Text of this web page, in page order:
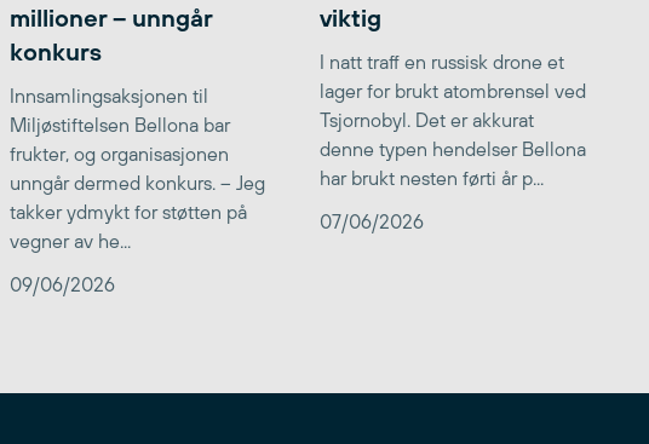
millioner – unngår
konkurs
Innsamlingsaksjonen til
Miljøstiftelsen Bellona bar
frukter, og organisasjonen
unngår dermed konkurs. – Jeg
takker ydmykt for støtten på
vegner av he...
09/06/2026
viktig
I natt traff en russisk drone et
lager for brukt atombrensel ved
Tsjornobyl. Det er akkurat
denne typen hendelser Bellona
har brukt nesten førti år p...
07/06/2026